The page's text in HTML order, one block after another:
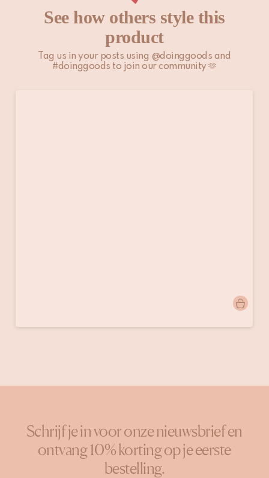
See how others style this
product
Tag us in your posts using @doinggoods and
#doinggoods to join our community 🫶
gepubliceerd
Schrijf je in voor onze nieuwsbrief en
ontvang 10% korting op je eerste
bestelling.